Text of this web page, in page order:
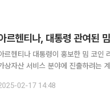
르헨티나, 대통령 관여된
르헨티나 대통령이 홍보한 밈 코인
상자산 서비스 분야에 진출하려는
02-17 14:48